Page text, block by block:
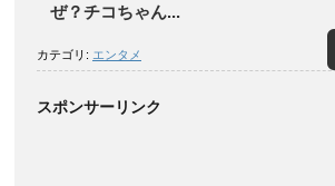
ぜ？チコちゃん...
カテゴリ: エンタメ
スポンサーリンク